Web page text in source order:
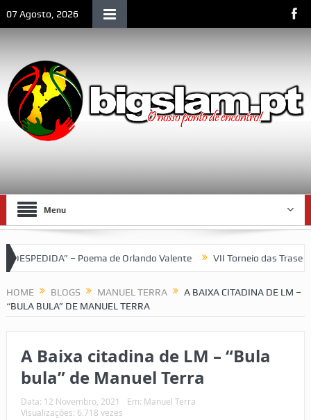
07 Agosto, 2026
Menu
de Orlando Valente VII Torneio das Traseiras – Recordando a
HOME BLOGS MANUEL TERRA
A BAIXA CITADINA DE LM –
“BULA BULA” DE MANUEL TERRA
A Baixa citadina de LM – “Bula
bula” de Manuel Terra
Data: 12 Novembro, 2021 Em: Manuel Terra
Visualizações: 6.718 vezes